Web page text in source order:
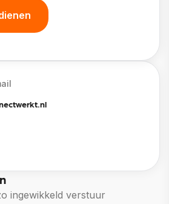
ingewikkeld verstuur